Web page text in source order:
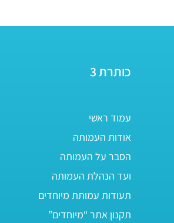
כותרת 3
עמוד ראשי
אודות העמותה
הסבר על העמותה
ועד הנהלת העמותה
תעודות עמותת מיוחדים
תקנון אתר “מיוחדים”